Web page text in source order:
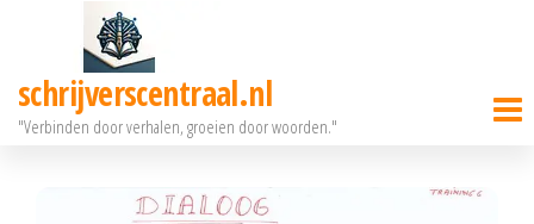
deschrijverscentraal.nl
"Verbinden door verhalen, groeien door woorden."